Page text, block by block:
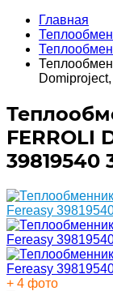
Главная
FERROLI
39819540
+ 4 фото